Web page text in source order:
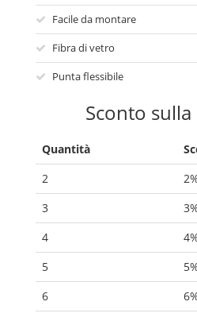
Facile da montare
Fibra di vetro
Punta flessibile
Sconto
Quantità
2
3
4
5
6